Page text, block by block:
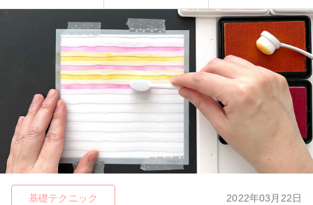
基礎テクニック 2022年03月22日